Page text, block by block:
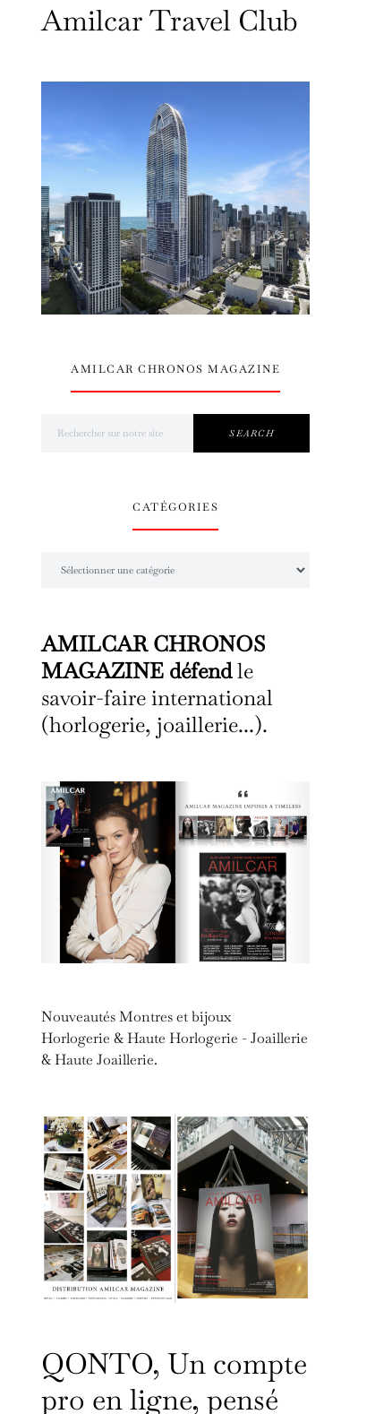
Amilcar Travel Club
AMILCAR CHRONOS MAGAZINE
SEARCH
CATÉGORIES
AMILCAR CHRONOS
MAGAZINE défendle
savoir-faire international
(horlogerie, joaillerie...).
Nouveautés Montres et bijoux
Horlogerie & Haute Horlogerie - Joaillerie
& Haute Joaillerie.
QONTO, Un compte
pro en ligne, pensé